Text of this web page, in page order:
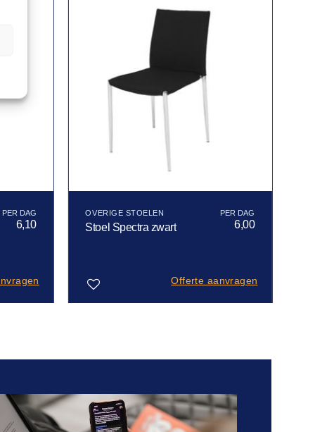
6,10
OVERIGE STOELEN
Stoel Spectra zwart 6,00
Offerte aanvragen